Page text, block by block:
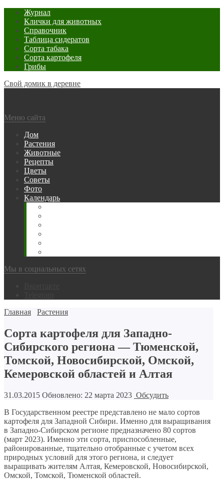
Журнал
Клички для животных
Справочник
Таблица сидератов
Сорта табака
Сорта картофеля
Грибы
Свой домик в деревне
Меню сайта
Дом
Растения
Животные
Рецепты
Цветы
Советы
Фото
Календарь
Мы в социальных сетях
Главная
Растения
Сорта картофеля для Западно-
Сибирского региона — Тюменской,
Томской, Новосибирской, Омской,
Кемеровской областей и Алтая
31.03.2015 Обновлено: 22 марта 2023 Обсудить
В Государственном реестре представлено не мало сортов
картофеля для Западной Сибири. Именно для выращивания
в Западно-Сибирском регионе предназначено 80 сортов
(март 2023). Именно эти сорта, приспособленные,
районированные, тщательно отобранные с учетом всех
природных условий для этого региона, и следует
выращивать жителям Алтая, Кемеровской, Новосибирской,
Омской, Томской, Тюменской областей.